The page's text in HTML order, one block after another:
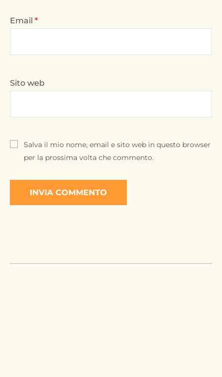
Email *
Sito web
Salva il mio nome, email e sito web in questo browser
per la prossima volta che commento.